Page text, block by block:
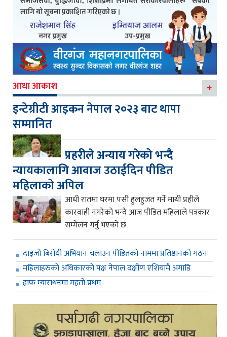
आधा आकाश
इन्टेग्रीटी आइकन नेपाल २०२३ बाट थापा
सम्मानित
प्रहरीले अन्याय गरेको भन्दै
न्यायकालागि आवाज उठाईदिन पीडित
महिलाको अपिल
आधी रातमा घरमा पसी हुलहुजत गर्ने माथी प्रहीले
कारवाही नगरेको भन्दै आज पीडित महिलाले पत्रकार
सम्मेलन गर्नु भएको छ
दाइजो बिरोधी अभियान चलाउन पीडितको नाममा प्रतिष्ठानको गठन
महिलाहरुको अधिकारको पक्ष नेपाल दक्षीण एशियामै अगाडि
हाफ म्याराथनमा महतो प्रथम